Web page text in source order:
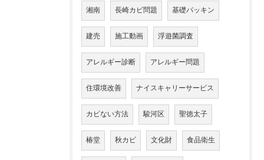
湘南 長崎カビ問題 基礎パッキン
建売 施工動画 浮遊菌調査
アレルギー診断 アレルギー問題
住環境改善 ナイスキャリーサービス
カビない方法 駿河区 聖徳太子
椿堂 秋カビ 文化財 食品衛生